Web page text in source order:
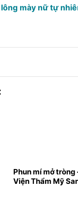
mày nữ tự
Phun mí mở tròng
Viện Thẩm Mỹ